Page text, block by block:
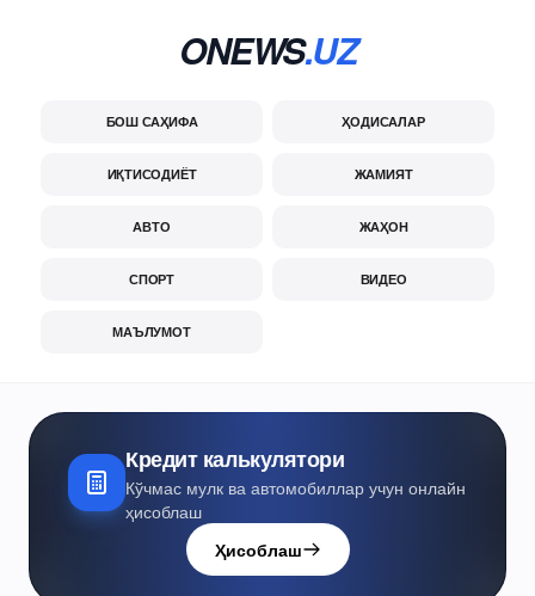
ONEWS.UZ
БОШ САҲИФА ҲОДИСАЛАР
ИҚТИСОДИЁТ ЖАМИЯТ
АВТО ЖАҲОН
СПОРТ ВИДЕО
МАЪЛУМОТ
Кредит калькулятори
Кўчмас мулк ва автомобиллар учун онлайн
ҳисоблаш
Ҳисоблаш